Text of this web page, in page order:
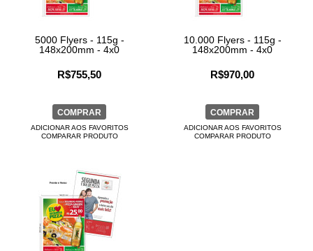
5000 Flyers - 115g -
148x200mm - 4x0
R$755,50
COMPRAR
ADICIONAR AOS FAVORITOS
COMPARAR PRODUTO
10.000 Flyers - 115g -
148x200mm - 4x0
R$970,00
COMPRAR
ADICIONAR AOS FAVORITOS
COMPARAR PRODUTO